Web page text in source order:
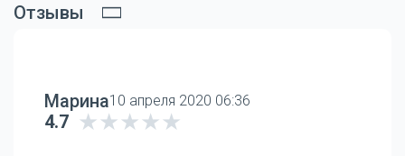
Отзывы
Марина10 апреля 2020 06:36
4.7